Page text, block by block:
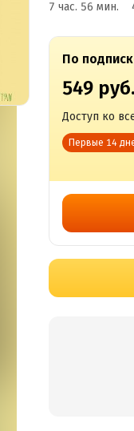
7 час. 56 мин.
По
549 руб.
Доступ ко
Первые 14